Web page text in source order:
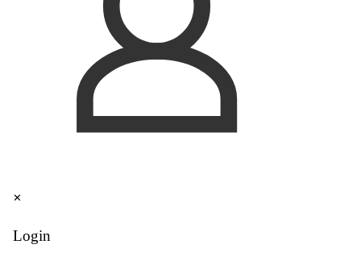
✕
Login